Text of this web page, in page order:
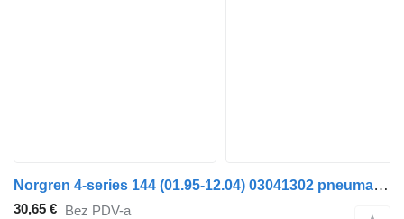
Norgren 4-series 144 (01.95-12.04) 03041302 pneumatski ventil za Scania 4-series (1995-2006) tegljača
30,65 € Bez PDV-a